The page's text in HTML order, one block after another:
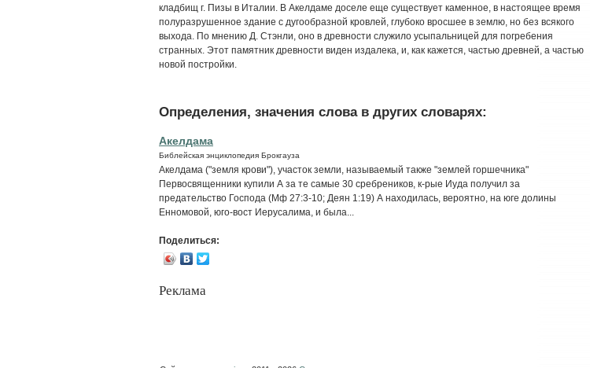
кладбищ г. Пизы в Италии. В Акелдаме доселе еще существует каменное, в настоящее время
полуразрушенное здание с дугообразной кровлей, глубоко вросшее в землю, но без всякого
выхода. По мнению Д. Стэнли, оно в древности служило усыпальницей для погребения
странных. Этот памятник древности виден издалека, и, как кажется, частью древней, а частью
новой постройки.
Определения, значения слова в других словарях:
Акелдама
Библейская энциклопедия Брокгауза
Акелдама ("земля крови"), участок земли, называемый также "землей горшечника"
Первосвященники купили А за те самые 30 сребреников, к-рые Иуда получил за
предательство Господа (Мф 27:3-10; Деян 1:19) А находилась, вероятно, на юге долины
Енномовой, юго-вост Иерусалима, и была...
Поделиться:
Реклама